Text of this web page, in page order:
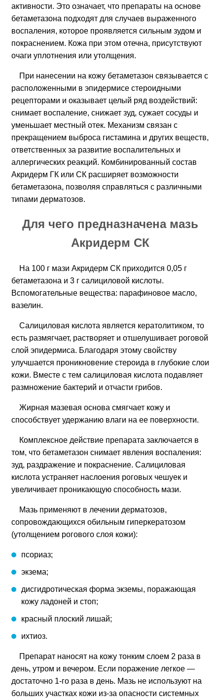
активности. Это означает, что препараты на основе
бетаметазона подходят для случаев выраженного
воспаления, которое проявляется сильным зудом и
покраснением. Кожа при этом отечна, присутствуют
очаги уплотнения или утолщения.
При нанесении на кожу бетаметазон связывается с
расположенными в эпидермисе стероидными
рецепторами и оказывает целый ряд воздействий:
снимает воспаление, снижает зуд, сужает сосуды и
уменьшает местный отек. Механизм связан с
прекращением выброса гистамина и других веществ,
ответственных за развитие воспалительных и
аллергических реакций. Комбинированный состав
Акридерм ГК или СК расширяет возможности
бетаметазона, позволяя справляться с различными
типами дерматозов.
Для чего предназначена мазь
Акридерм СК
На 100 г мази Акридерм СК приходится 0,05 г
бетаметазона и 3 г салициловой кислоты.
Вспомогательные вещества: парафиновое масло,
вазелин.
Салициловая кислота является кератолитиком, то
есть размягчает, растворяет и отшелушивает роговой
слой эпидермиса. Благодаря этому свойству
улучшается проникновение стероида в глубокие слои
кожи. Вместе с тем салициловая кислота подавляет
размножение бактерий и отчасти грибов.
Жирная мазевая основа смягчает кожу и
способствует удержанию влаги на ее поверхности.
Комплексное действие препарата заключается в
том, что бетаметазон снимает явления воспаления:
зуд, раздражение и покраснение. Салициловая
кислота устраняет наслоения роговых чешуек и
увеличивает проникающую способность мази.
Мазь применяют в лечении дерматозов,
сопровождающихся обильным гиперкератозом
(утолщением рогового слоя кожи):
псориаз;
экзема;
дисгидротическая форма экземы, поражающая
кожу ладоней и стоп;
красный плоский лишай;
ихтиоз.
Препарат наносят на кожу тонким слоем 2 раза в
день, утром и вечером. Если поражение легкое —
достаточно 1-го раза в день. Мазь не используют на
больших участках кожи из-за опасности системных